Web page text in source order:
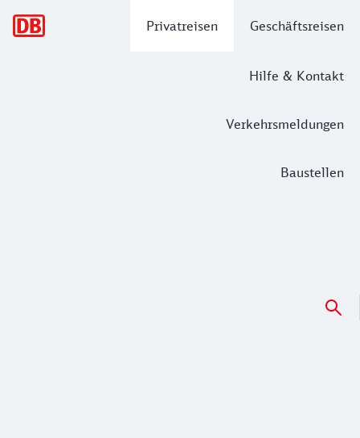
Privatreisen Geschäftsreisen
Hilfe & Kontakt
Verkehrsmeldungen
Baustellen